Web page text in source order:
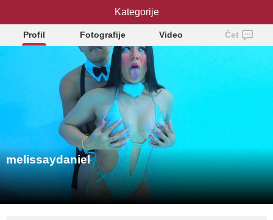
melissaydaniel
Profil Fotografije Video Čet
melissaydaniel
Kategorije